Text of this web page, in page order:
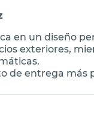
en un diseño
exteriores,
de entrega más